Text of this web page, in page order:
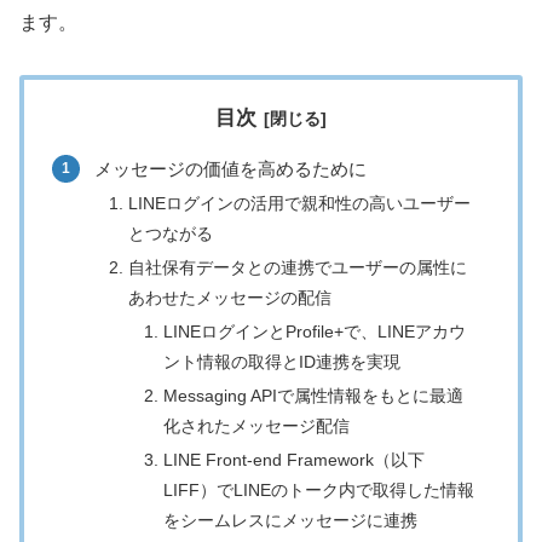
ます。
目次
メッセージの価値を高めるために
LINEログインの活用で親和性の高いユーザー
とつながる
自社保有データとの連携でユーザーの属性に
あわせたメッセージの配信
LINEログインとProfile+で、LINEアカウ
ント情報の取得とID連携を実現
Messaging APIで属性情報をもとに最適
化されたメッセージ配信
LINE Front-end Framework（以下
LIFF）でLINEのトーク内で取得した情報
をシームレスにメッセージに連携